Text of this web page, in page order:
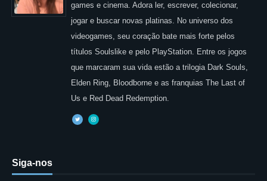
games e cinema. Adora ler, escrever, colecionar,
jogar e buscar novas platinas. No universo dos
videogames, seu coração bate mais forte pelos
títulos Soulslike e pelo PlayStation. Entre os jogos
que marcaram sua vida estão a trilogia Dark Souls,
Elden Ring, Bloodborne e as franquias The Last of
Us e Red Dead Redemption.
Siga-nos